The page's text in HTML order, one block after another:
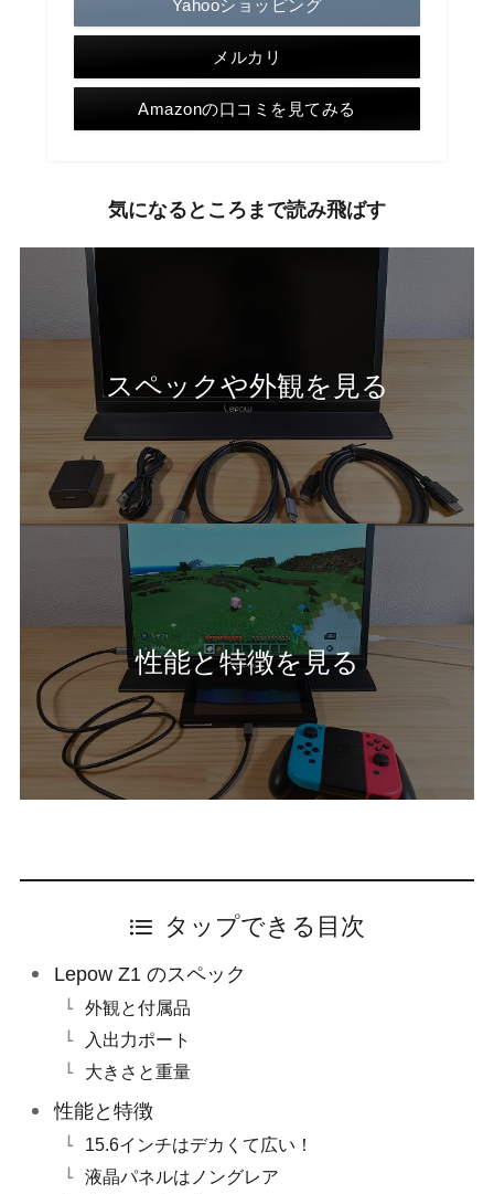
Yahooショッピング
メルカリ
Amazonの口コミを見てみる
気になるところまで読み飛ばす
スペックや外観を見る
性能と特徴を見る
タップできる目次
Lepow Z1 のスペック
外観と付属品
入出力ポート
大きさと重量
性能と特徴
15.6インチはデカくて広い！
液晶パネルはノングレア